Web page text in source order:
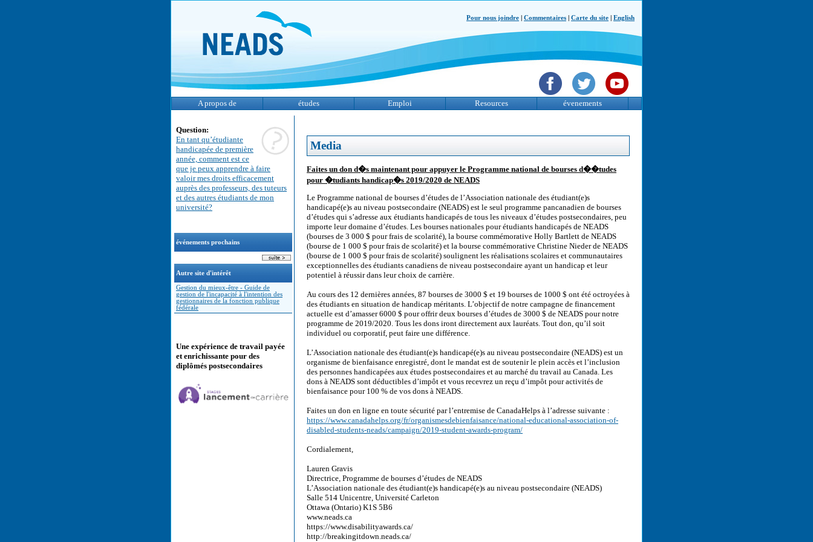
Pour nous joindre Commentaires Carte du site English
A propos de études Emploi Resources évenements
Question:
En tant qu’étudiante
handicapée de première
année, comment est ce
que je peux apprendre à faire
valoir mes droits efficacement
auprès des professeurs, des tuteurs
et des autres étudiants de mon
université?
événements prochains
Autre site d'intérêt
Gestion du mieux-être - Guide de
gestion de l'incapacité à l'intention des
gestionnaires de la fonction publique
fédérale
Une expérience de travail payée
et enrichissante pour des
diplômés postsecondaires
Media
Faites un don d�s maintenant pour appuyer le Programme national de bourses d��tudes
pour �tudiants handicap�s 2019/2020 de NEADS
Le Programme national de bourses d’études de l’Association nationale des étudiant(e)s
handicapé(e)s au niveau postsecondaire (NEADS) est le seul programme pancanadien de bourses
d’études qui s’adresse aux étudiants handicapés de tous les niveaux d’études postsecondaires, peu
importe leur domaine d’études. Les bourses nationales pour étudiants handicapés de NEADS
(bourses de 3 000 $ pour frais de scolarité), la bourse commémorative Holly Bartlett de NEADS
(bourse de 1 000 $ pour frais de scolarité) et la bourse commémorative Christine Nieder de NEADS
(bourse de 1 000 $ pour frais de scolarité) soulignent les réalisations scolaires et communautaires
exceptionnelles des étudiants canadiens de niveau postsecondaire ayant un handicap et leur
potentiel à réussir dans leur choix de carrière.
Au cours des 12 dernières années, 87 bourses de 3000 $ et 19 bourses de 1000 $ ont été octroyées à
des étudiants en situation de handicap méritants. L’objectif de notre campagne de financement
actuelle est d’amasser 6000 $ pour offrir deux bourses d’études de 3000 $ de NEADS pour notre
programme de 2019/2020. Tous les dons iront directement aux lauréats. Tout don, qu’il soit
individuel ou corporatif, peut faire une différence.
L’Association nationale des étudiant(e)s handicapé(e)s au niveau postsecondaire (NEADS) est un
organisme de bienfaisance enregistré, dont le mandat est de soutenir le plein accès et l’inclusion
des personnes handicapées aux études postsecondaires et au marché du travail au Canada. Les
dons à NEADS sont déductibles d’impôt et vous recevrez un reçu d’impôt pour activités de
bienfaisance pour 100 % de vos dons à NEADS.
Faites un don en ligne en toute sécurité par l’entremise de CanadaHelps à l’adresse suivante :
https://www.canadahelps.org/fr/organismesdebienfaisance/national-educational-association-of-
disabled-students-neads/campaign/2019-student-awards-program/
Cordialement,
Lauren Gravis
Directrice, Programme de bourses d’études de NEADS
L’Association nationale des étudiant(e)s handicapé(e)s au niveau postsecondaire (NEADS)
Salle 514 Unicentre, Université Carleton
Ottawa (Ontario) K1S 5B6
www.neads.ca
https://www.disabilityawards.ca/
http://breakingitdown.neads.ca/